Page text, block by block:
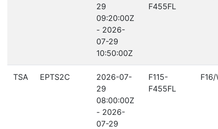
29
09:20:00Z
- 2026-
07-29
10:50:00Z
F455FL
TSA EPTS2C
2026-07-
29
08:00:00Z
- 2026-
07-29
F115-
F455FL
F16/